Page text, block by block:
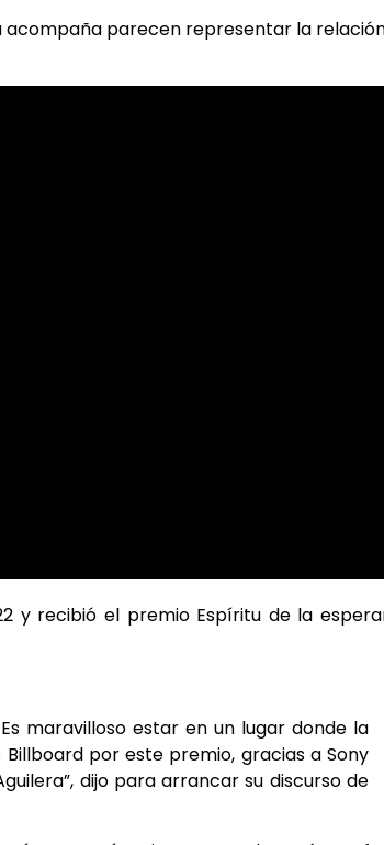
acompaña parecen representar la
y recibió el premio Espíritu de la
maravilloso estar en un lugar donde la
por este premio, gracias a Sony
dijo para arrancar su discurso de